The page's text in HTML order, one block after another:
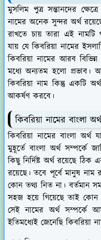
মুসলিম পুত্র সন্তানদের
নামের অনেক সুন্দর অর্থ
রাখতে চায় তারা এই নামটি
যায় যে কিবরিয়া নামের
কিবরিয়া নামের আরব
মধ্যে অন্যতম হলো প্রভাব।
কিবরিয়া নাম কিন্তু একটি
আকর্ষণ করবে।
কিবরিয়া নামের বাংলা
কিবরিয়া নামের বাংলা অর্থ
মুহূর্তে বাংলা অর্থ সম্পর্কে
কিছু নির্দিষ্ট অর্থ রয়েছে
রয়েছে। তবে পূর্বে মানুষ নাম
কোন তথ্য নিত না। বর্তমান
সহজ হয়ে গিয়েছে তাই
সেই নামের অর্থ সম্পর্কে
ইতিমধ্যেই জেনেছি কিবরিয়া